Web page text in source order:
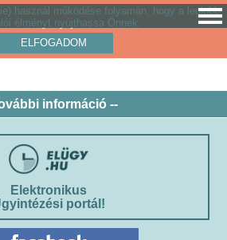
használ működése folyamán, hogy a legjobb
élményt nyújthassa Önnek.
ELFOGADOM
információ --
Elektronikus
portál!